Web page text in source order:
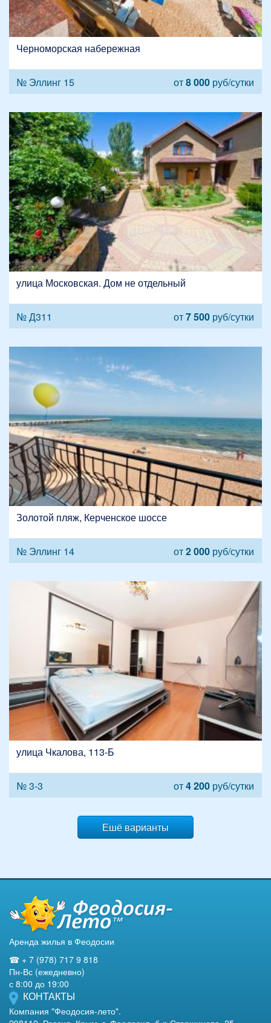
Черноморская набережная
№ Эллинг 15 от8 000 руб/сутки
улица Московская. Дом не отдельный
№ Д311 от7 500 руб/сутки
Золотой пляж, Керченское шоссе
№ Эллинг 14 от2 000 руб/сутки
улица Чкалова, 113-Б
№ 3-3 от4 200 руб/сутки
Ешё варианты
Аренда жилья в Феодосии
☎ + 7 (978) 717 9 818
Пн-Вс (ежедневно)
с 8:00 до 19:00
КОНТАКТЫ
Компания "Феодосия-лето".